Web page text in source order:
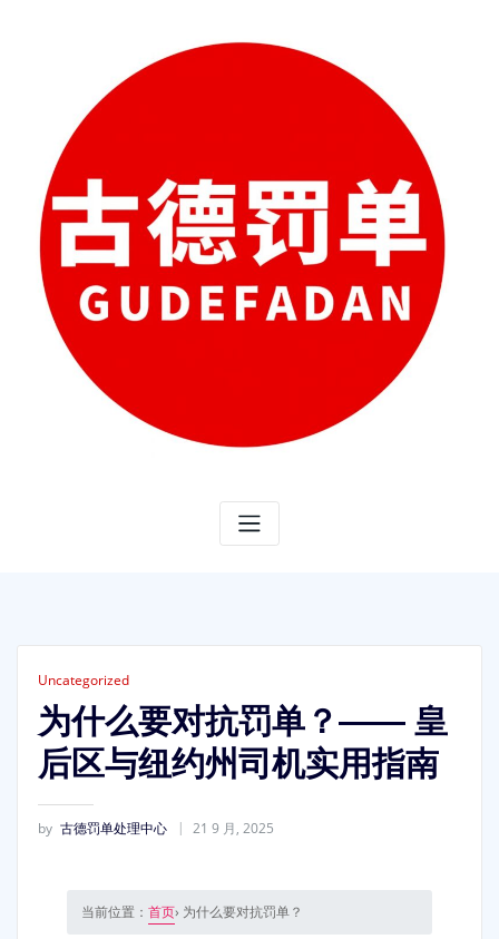
Uncategorized
为什么要对抗罚单？—— 皇
后区与纽约州司机实用指南
by 古德罚单处理中心 21 9 月, 2025
当前位置： 首页› 为什么要对抗罚单？